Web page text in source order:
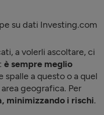
su dati Investing.com
a volerli ascoltare, ci
è sempre meglio
spalle a questo o a quel
geografica. Per
minimizzando i rischi.